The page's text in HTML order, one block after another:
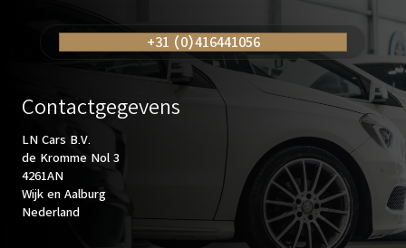
+31 (0)416441056
Contactgegevens
LN Cars B.V.
de Kromme Nol 3
4261AN
Wijk en Aalburg
Nederland